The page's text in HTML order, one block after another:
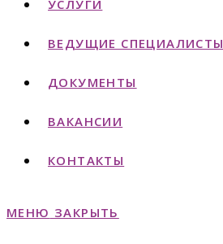
УСЛУГИ
ВЕДУЩИЕ СПЕЦИАЛИСТЫ
ДОКУМЕНТЫ
ВАКАНСИИ
КОНТАКТЫ
МЕНЮ ЗАКРЫТЬ